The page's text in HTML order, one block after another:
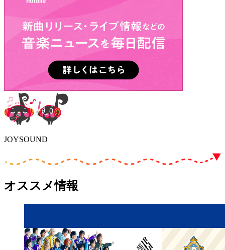
JOYSOUND
オススメ情報